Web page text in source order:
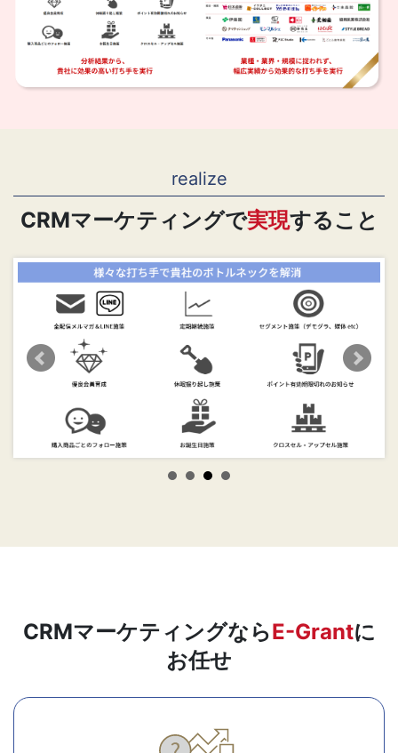
realize
CRMマーケティングで実現すること
CRMマーケティングならE-Grantに
お任せ